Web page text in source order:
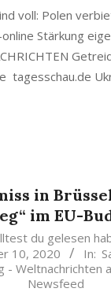
voll: Polen
Stärkung
tagesschau.de
in
im EU-
du gelesen
10, 2020
In:
- Weltnachrichten
Newsfeed